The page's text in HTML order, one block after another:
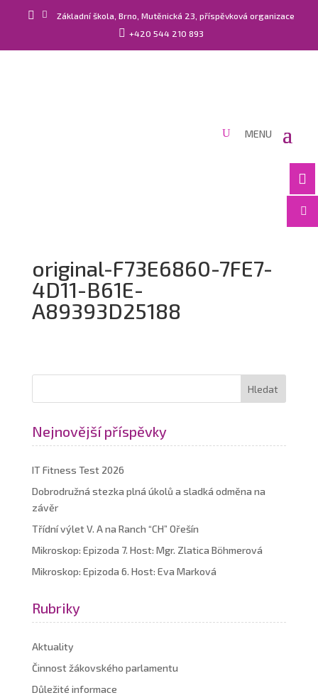
  Základní škola, Brno, Mutěnická 23, příspěvková organizace
 +420 544 210 893


original-F73E6860-7FE7-
4D11-B61E-
A89393D25188
Nejnovější příspěvky
IT Fitness Test 2026
Dobrodružná stezka plná úkolů a sladká odměna na
závěr
Třídní výlet V. A na Ranch “CH” Ořešín
Mikroskop: Epizoda 7. Host: Mgr. Zlatica Böhmerová
Mikroskop: Epizoda 6. Host: Eva Marková
Rubriky
Aktuality
Činnost žákovského parlamentu
Důležité informace